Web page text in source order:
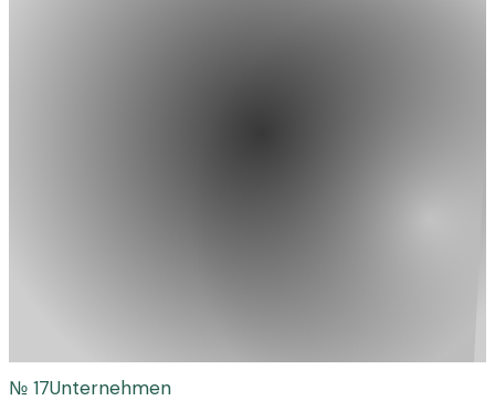
№ 17Unternehmen